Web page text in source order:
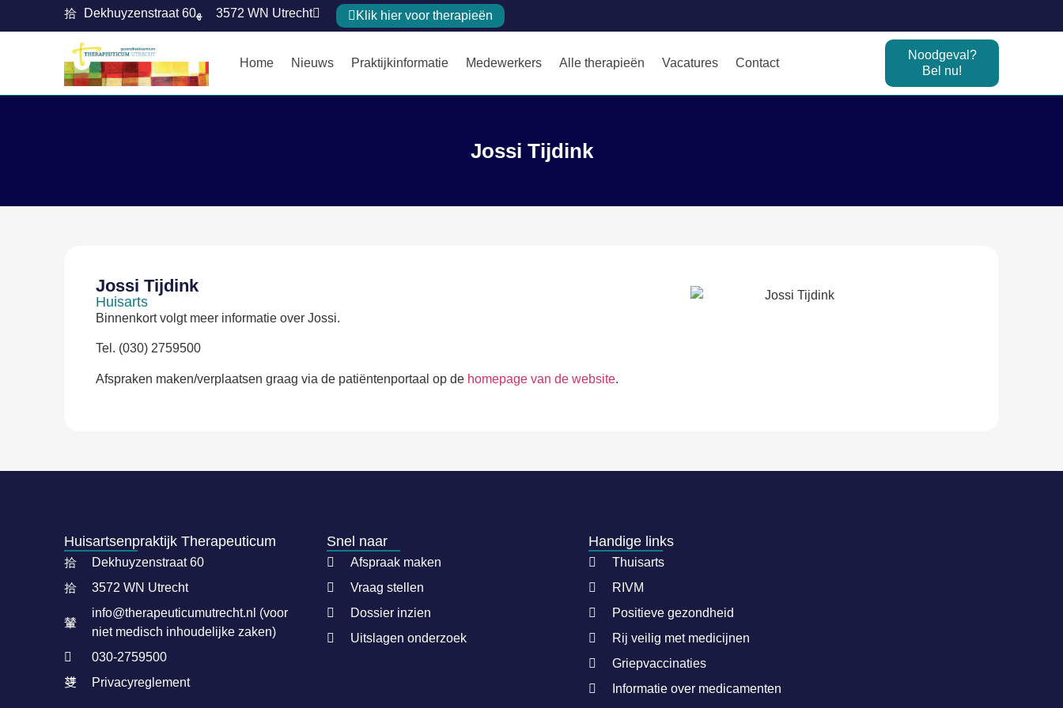
Dekhuyzenstraat 60 3572 WN Utrecht Klik hier voor therapieën
Home Nieuws Praktijkinformatie Medewerkers Alle therapieën Vacatures Contact
Noodgeval?
Bel nu!
Jossi Tijdink
Jossi Tijdink
Huisarts
Binnenkort volgt meer informatie over Jossi.
Tel. (030) 2759500
Afspraken maken/verplaatsen graag via de patiëntenportaal op de homepage van de website.
Huisartsenpraktijk Therapeuticum
Dekhuyzenstraat 60
3572 WN Utrecht
info@therapeuticumutrecht.nl (voor
niet medisch inhoudelijke zaken)
030-2759500
Privacyreglement
Snel naar
Afspraak maken
Vraag stellen
Dossier inzien
Uitslagen onderzoek
Handige links
Thuisarts
RIVM
Positieve gezondheid
Rij veilig met medicijnen
Griepvaccinaties
Informatie over medicamenten